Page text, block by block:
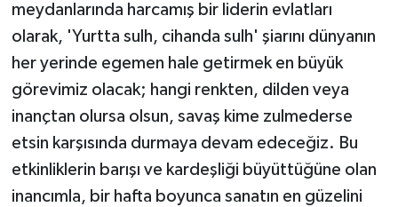
meydanlarında harcamış bir liderin evlatları
olarak, 'Yurtta sulh, cihanda sulh' şiarını dünyanın
her yerinde egemen hale getirmek en büyük
görevimiz olacak; hangi renkten, dilden veya
inançtan olursa olsun, savaş kime zulmederse
etsin karşısında durmaya devam edeceğiz. Bu
etkinliklerin barışı ve kardeşliği büyüttüğüne olan
inancımla, bir hafta boyunca sanatın en güzelini